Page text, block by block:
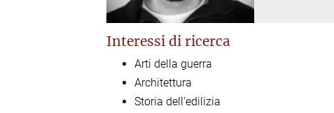
Interessi di ricerca
Arti della guerra
Architettura
Storia dell'edilizia